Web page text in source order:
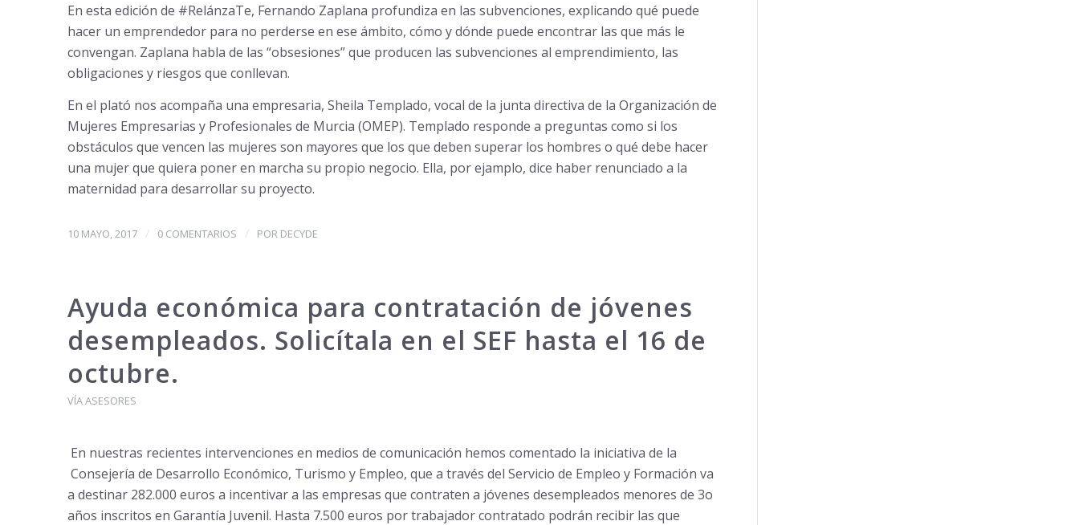
En esta edición de #RelánzaTe, Fernando Zaplana profundiza en las subvenciones, explicando qué puede
hacer un emprendedor para no perderse en ese ámbito, cómo y dónde puede encontrar las que más le
convengan. Zaplana habla de las “obsesiones” que producen las subvenciones al emprendimiento, las
obligaciones y riesgos que conllevan.
En el plató nos acompaña una empresaria, Sheila Templado, vocal de la junta directiva de la Organización de
Mujeres Empresarias y Profesionales de Murcia (OMEP). Templado responde a preguntas como si los
obstáculos que vencen las mujeres son mayores que los que deben superar los hombres o qué debe hacer
una mujer que quiera poner en marcha su propio negocio. Ella, por ejamplo, dice haber renunciado a la
maternidad para desarrollar su proyecto.
10 MAYO, 2017 / 0 COMENTARIOS / POR DECYDE
Ayuda económica para contratación de jóvenes
desempleados. Solicítala en el SEF hasta el 16 de
octubre.
VÍA ASESORES
En nuestras recientes intervenciones en medios de comunicación hemos comentado la iniciativa de la
Consejería de Desarrollo Económico, Turismo y Empleo, que a través del Servicio de Empleo y Formación va
a destinar 282.000 euros a incentivar a las empresas que contraten a jóvenes desempleados menores de 3o
años inscritos en Garantía Juvenil. Hasta 7.500 euros por trabajador contratado podrán recibir las que